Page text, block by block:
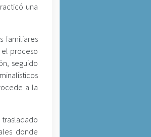
una
familiares
el proceso
seguido
a la
donde